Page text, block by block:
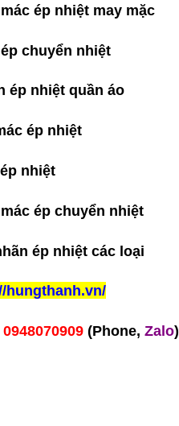
ép nhiệt may mặc
chuyển nhiệt
ép nhiệt quần áo
ép nhiệt
nhiệt
ép chuyển nhiệt
ép nhiệt các loại
hungthanh.vn/
0948070909 (Phone, Zalo)‬